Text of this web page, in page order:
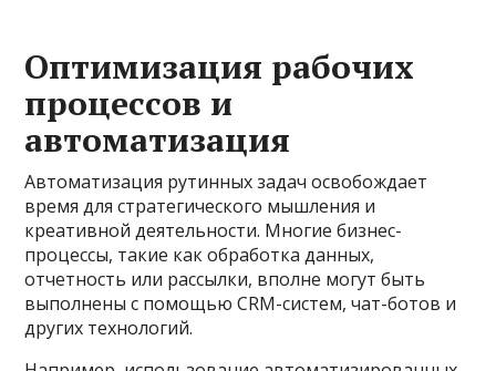
Оптимизация рабочих
процессов и
автоматизация
Автоматизация рутинных задач освобождает
время для стратегического мышления и
креативной деятельности. Многие бизнес-
процессы, такие как обработка данных,
отчетность или рассылки, вполне могут быть
выполнены с помощью CRM-систем, чат-ботов и
других технологий.